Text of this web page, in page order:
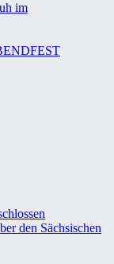
im
den Sächsischen